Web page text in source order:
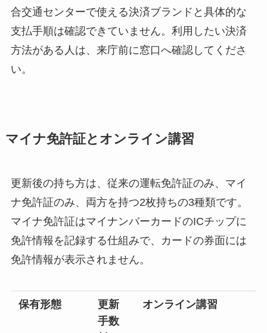
合交通センターで使える決済ブランドと具体的な
支払手順は確認できていません。利用したい決済
方法がある人は、来庁前に窓口へ確認してくださ
い。
マイナ免許証とオンライン講習
更新後の持ち方は、従来の運転免許証のみ、マイ
ナ免許証のみ、両方を持つ2枚持ちの3種類です。
マイナ免許証はマイナンバーカードのICチップに
免許情報を記録する仕組みで、カードの券面には
免許情報が表示されません。
保有形態
更新
手数
オンライン講習